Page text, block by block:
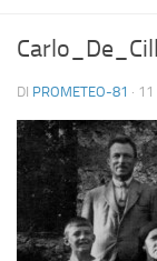
DI PROMETEO-81 · 11